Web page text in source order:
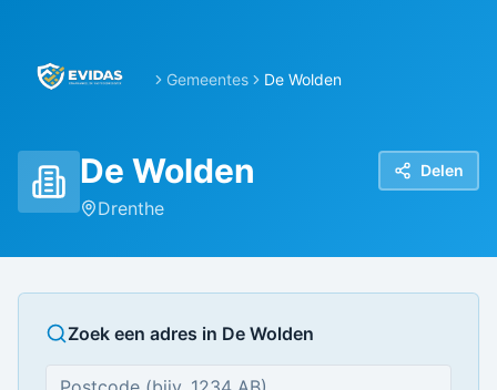
Gemeentes De Wolden
De Wolden
Drenthe
Delen
Zoek een adres in De Wolden